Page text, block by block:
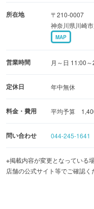
所在地
〒210-0007
神奈川県川崎
MAP
営業時間 月～日 11:00
定休日 年中無休
料金・費用 平均予算
問い合わせ 044-245-1641
※掲載内容が変更となっている
店舗の公式サイト等でご確認く